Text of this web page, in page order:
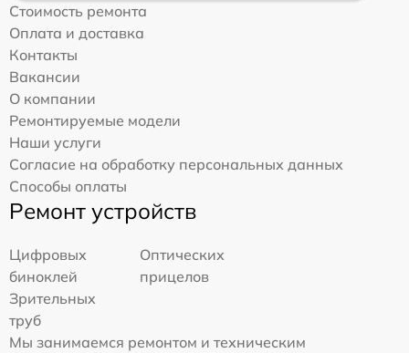
Стоимость ремонта
Оплата и доставка
Контакты
Вакансии
О компании
Ремонтируемые модели
Наши услуги
Согласие на обработку персональных данных
Способы оплаты
Ремонт устройств
Цифровых
биноклей
Оптических
прицелов
Зрительных
труб
Мы занимаемся ремонтом и техническим